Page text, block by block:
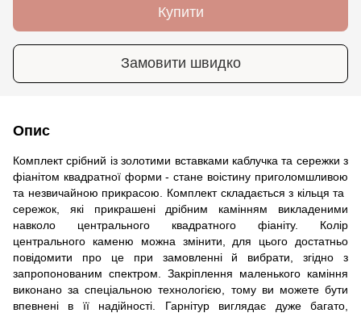
Купити
Замовити швидко
Опис
Комплект срібний із золотими вставками каблучка та сережки з
фіанітом квадратної форми - стане воістину приголомшливою
та незвичайною прикрасою. Комплект складається з кільця та ​​
сережок, які прикрашені дрібним камінням викладеними
навколо центрального квадратного фіаніту. Колір
центрального каменю можна змінити, для цього достатньо
повідомити про це при замовленні й вибрати, згідно з
запропонованим спектром. Закріплення маленького каміння
виконано за спеціальною технологією, тому ви можете бути
впевнені в її надійності. Гарнітур виглядає дуже багато,